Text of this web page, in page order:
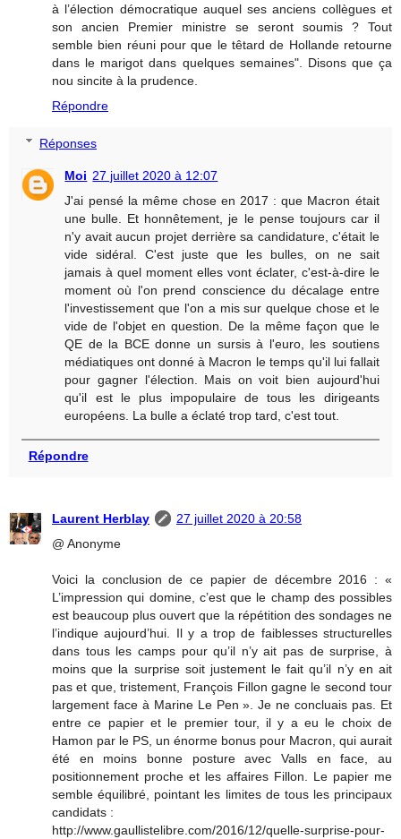
à l’élection démocratique auquel ses anciens collègues et
son ancien Premier ministre se seront soumis ? Tout
semble bien réuni pour que le têtard de Hollande retourne
dans le marigot dans quelques semaines". Disons que ça
nou sincite à la prudence.
Répondre
Réponses
Moi 27 juillet 2020 à 12:07
J'ai pensé la même chose en 2017 : que Macron était
une bulle. Et honnêtement, je le pense toujours car il
n'y avait aucun projet derrière sa candidature, c'était le
vide sidéral. C'est juste que les bulles, on ne sait
jamais à quel moment elles vont éclater, c'est-à-dire le
moment où l'on prend conscience du décalage entre
l'investissement que l'on a mis sur quelque chose et le
vide de l'objet en question. De la même façon que le
QE de la BCE donne un sursis à l'euro, les soutiens
médiatiques ont donné à Macron le temps qu'il lui fallait
pour gagner l'élection. Mais on voit bien aujourd'hui
qu'il est le plus impopulaire de tous les dirigeants
européens. La bulle a éclaté trop tard, c'est tout.
Répondre
Laurent Herblay
27 juillet 2020 à 20:58
@ Anonyme
Voici la conclusion de ce papier de décembre 2016 : «
L’impression qui domine, c’est que le champ des possibles
est beaucoup plus ouvert que la répétition des sondages ne
l’indique aujourd’hui. Il y a trop de faiblesses structurelles
dans tous les camps pour qu’il n’y ait pas de surprise, à
moins que la surprise soit justement le fait qu’il n’y en ait
pas et que, tristement, François Fillon gagne le second tour
largement face à Marine Le Pen ». Je ne concluais pas. Et
entre ce papier et le premier tour, il y a eu le choix de
Hamon par le PS, un énorme bonus pour Macron, qui aurait
été en moins bonne posture avec Valls en face, au
positionnement proche et les affaires Fillon. Le papier me
semble équilibré, pointant les limites de tous les principaux
candidats :
http://www.gaullistelibre.com/2016/12/quelle-surprise-pour-